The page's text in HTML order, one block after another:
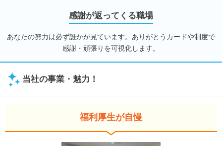
感謝が返ってくる職場
あなたの努力は必ず誰かが見ています。ありがとうカードや制度で
感謝・頑張りを可視化します。
当社の事業・魅力！
福利厚生が自慢